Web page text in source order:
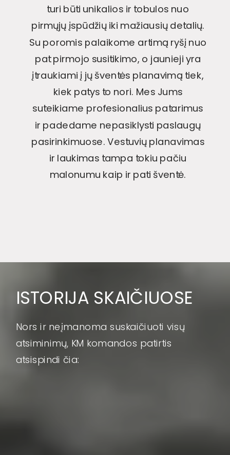
turi būti unikalios ir tobulos nuo
pirmųjų įspūdžių iki mažiausių detalių.
Su poromis palaikome artimą ryšį nuo
pat pirmojo susitikimo, o jaunieji yra
įtraukiami į jų šventės planavimą tiek,
kiek patys to nori. Mes Jums
suteikiame profesionalius patarimus
ir padedame nepasiklysti paslaugų
pasirinkimuose. Vestuvių planavimas
ir laukimas tampa tokiu pačiu
malonumu kaip ir pati šventė.
ISTORIJA SKAIČIUOSE
Nors ir neįmanoma suskaičiuoti visų
atsiminimų, KM komandos patirtis
atsispindi čia: